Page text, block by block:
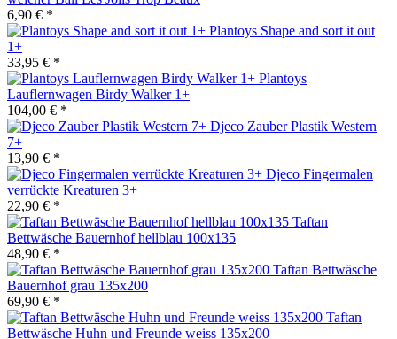
6,90 € *
Plantoys Shape and sort it out
1+
33,95 € *
Plantoys
Lauflernwagen Birdy Walker 1+
104,00 € *
Djeco Zauber Plastik Western
7+
13,90 € *
Djeco Fingermalen
verrückte Kreaturen 3+
22,90 € *
Taftan
Bettwäsche Bauernhof hellblau 100x135
48,90 € *
Taftan Bettwäsche
Bauernhof grau 135x200
69,90 € *
Taftan
Bettwäsche Huhn und Freunde weiss 135x200